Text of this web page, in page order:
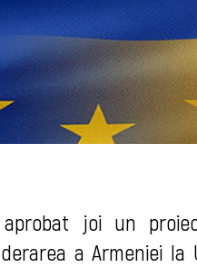
joi un
a Armeniei la